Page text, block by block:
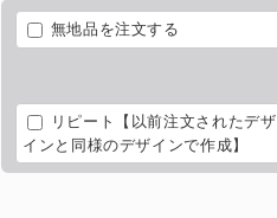
無地品を注文する
リピート【以前注文されたデザ
インと同様のデザインで作成】